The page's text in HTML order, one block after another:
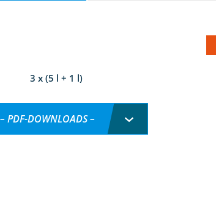
3 x (5 l + 1 l)
– PDF-DOWNLOADS –